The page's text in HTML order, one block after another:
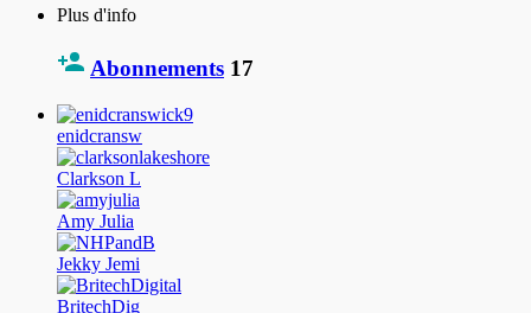
Plus d'info
Abonnements 17
enidcransw
Clarkson L
Amy Julia
Jekky Jemi
BritechDig